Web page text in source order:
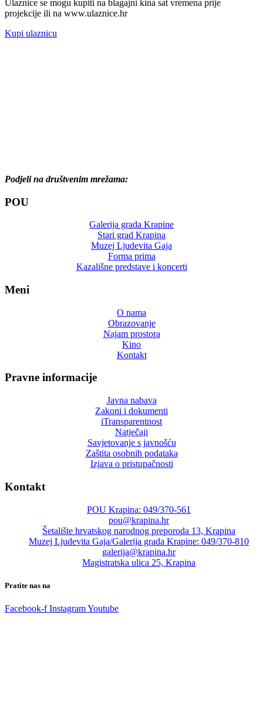
Ulaznice se mogu kupiti na blagajni kina sat vremena prije
projekcije ili na www.ulaznice.hr
Kupi ulaznicu
Podjeli na društvenim mrežama:
POU
Galerija grada Krapine
Stari grad Krapina
Muzej Ljudevita Gaja
Forma prima
Kazališne predstave i koncerti
Meni
O nama
Obrazovanje
Najam prostora
Kino
Kontakt
Pravne informacije
Javna nabava
Zakoni i dokumenti
iTransparentnost
Natječaji
Savjetovanje s javnošću
Zaštita osobnih podataka
Izjava o pristupačnosti
Kontakt
POU Krapina: 049/370-561
pou@krapina.hr
Šetalište hrvatskog narodnog preporoda 13, Krapina
Muzej Ljudevita Gaja/Galerija grada Krapine: 049/370-810
galerija@krapina.hr
Magistratska ulica 25, Krapina
Pratite nas na
Facebook-f InstagramYoutube